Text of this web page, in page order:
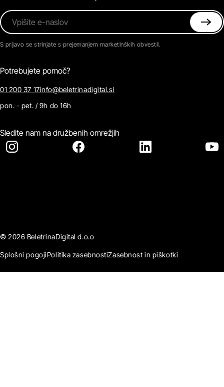
Vpišite e-naslov
S prijavo se strinjate s prejemanjem marketinških obvestil.
Potrebujete pomoč?
01 200 37 17info@beletrinadigital.si
pon. - pet. / 9h do 16h
Sledite nam na družbenih omrežjih
© 2026 BeletrinaDigital d.o.o
Splošni pogojiPolitika zasebnostiZasebnost in piškotki